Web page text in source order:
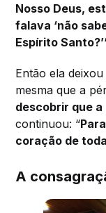
Nosso Deus,
falava ‘não
Espírito Santo?’
Então ela
mesma que a
descobrir que
continuou: “
coração de
A